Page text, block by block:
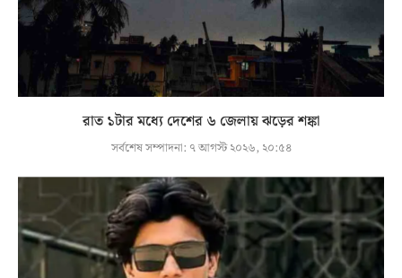
রাত ১টার মধ্যে দেশের ৬ জেলায় ঝড়ের শঙ্কা
সর্বশেষ সম্পাদনা: ৭ আগস্ট ২০২৬, ২০:৫৪